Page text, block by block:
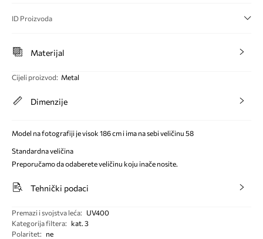
ID Proizvoda
Materijal
Cijeli proizvod: Metal
Dimenzije
Model na fotografiji je visok 186 cm i ima na sebi veličinu 58
Standardna veličina
Preporučamo da odaberete veličinu koju inače nosite.
Tehnički podaci
Premazi i svojstva leća:
UV400
Kategorija filtera:
kat. 3
Polaritet: ne